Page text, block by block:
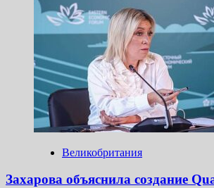
Великобритания
Захарова объяснила создание